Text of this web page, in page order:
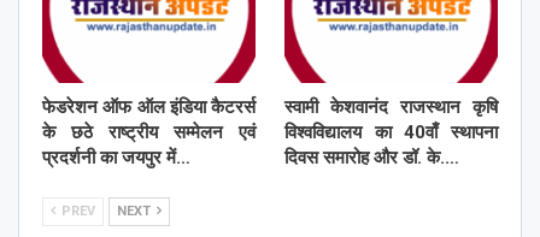
फेडरेशन ऑफ ऑल इंडिया कैटरर्स
के छठे राष्ट्रीय सम्मेलन एवं
प्रदर्शनी का जयपुर में…
स्वामी केशवानंद राजस्थान कृषि
विश्वविद्यालय का 40वाँ स्थापना
दिवस समारोह और डॉ. के.…
PREV NEXT